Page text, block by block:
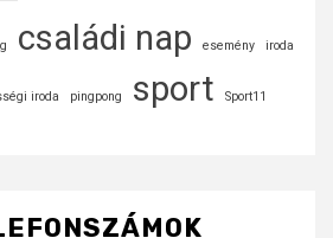
családi nap esemény iroda
iroda pingpong sport Sport11